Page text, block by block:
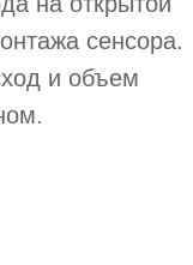
сенсора.
и объем